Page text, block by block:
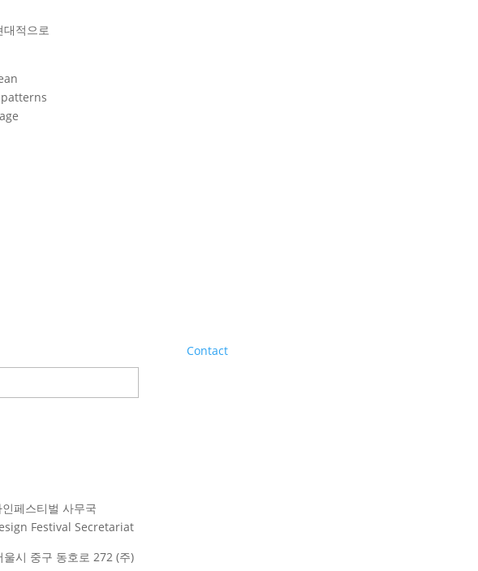
적으로
Contact
페스티벌 사무국
Festival Secretariat
시 중구 동호로 272 (주)